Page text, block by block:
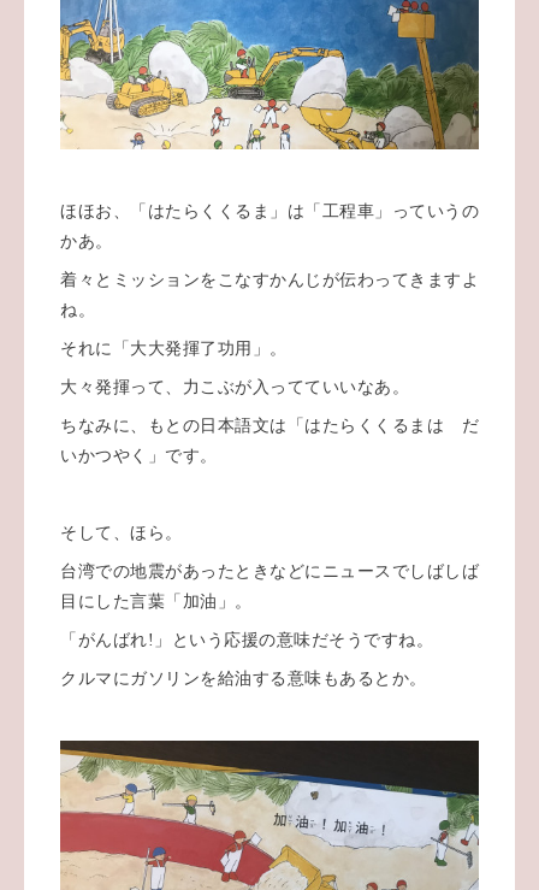
ほほお、「はたらくくるま」は「工程車」っていうの
かあ。
着々とミッションをこなすかんじが伝わってきますよ
ね。
それに「大大発揮了功用」。
大々発揮って、力こぶが入ってていいなあ。
ちなみに、もとの日本語文は「はたらくくるまは だ
いかつやく」です。
そして、ほら。
台湾での地震があったときなどにニュースでしばしば
目にした言葉「加油」。
「がんばれ!」という応援の意味だそうですね。
クルマにガソリンを給油する意味もあるとか。